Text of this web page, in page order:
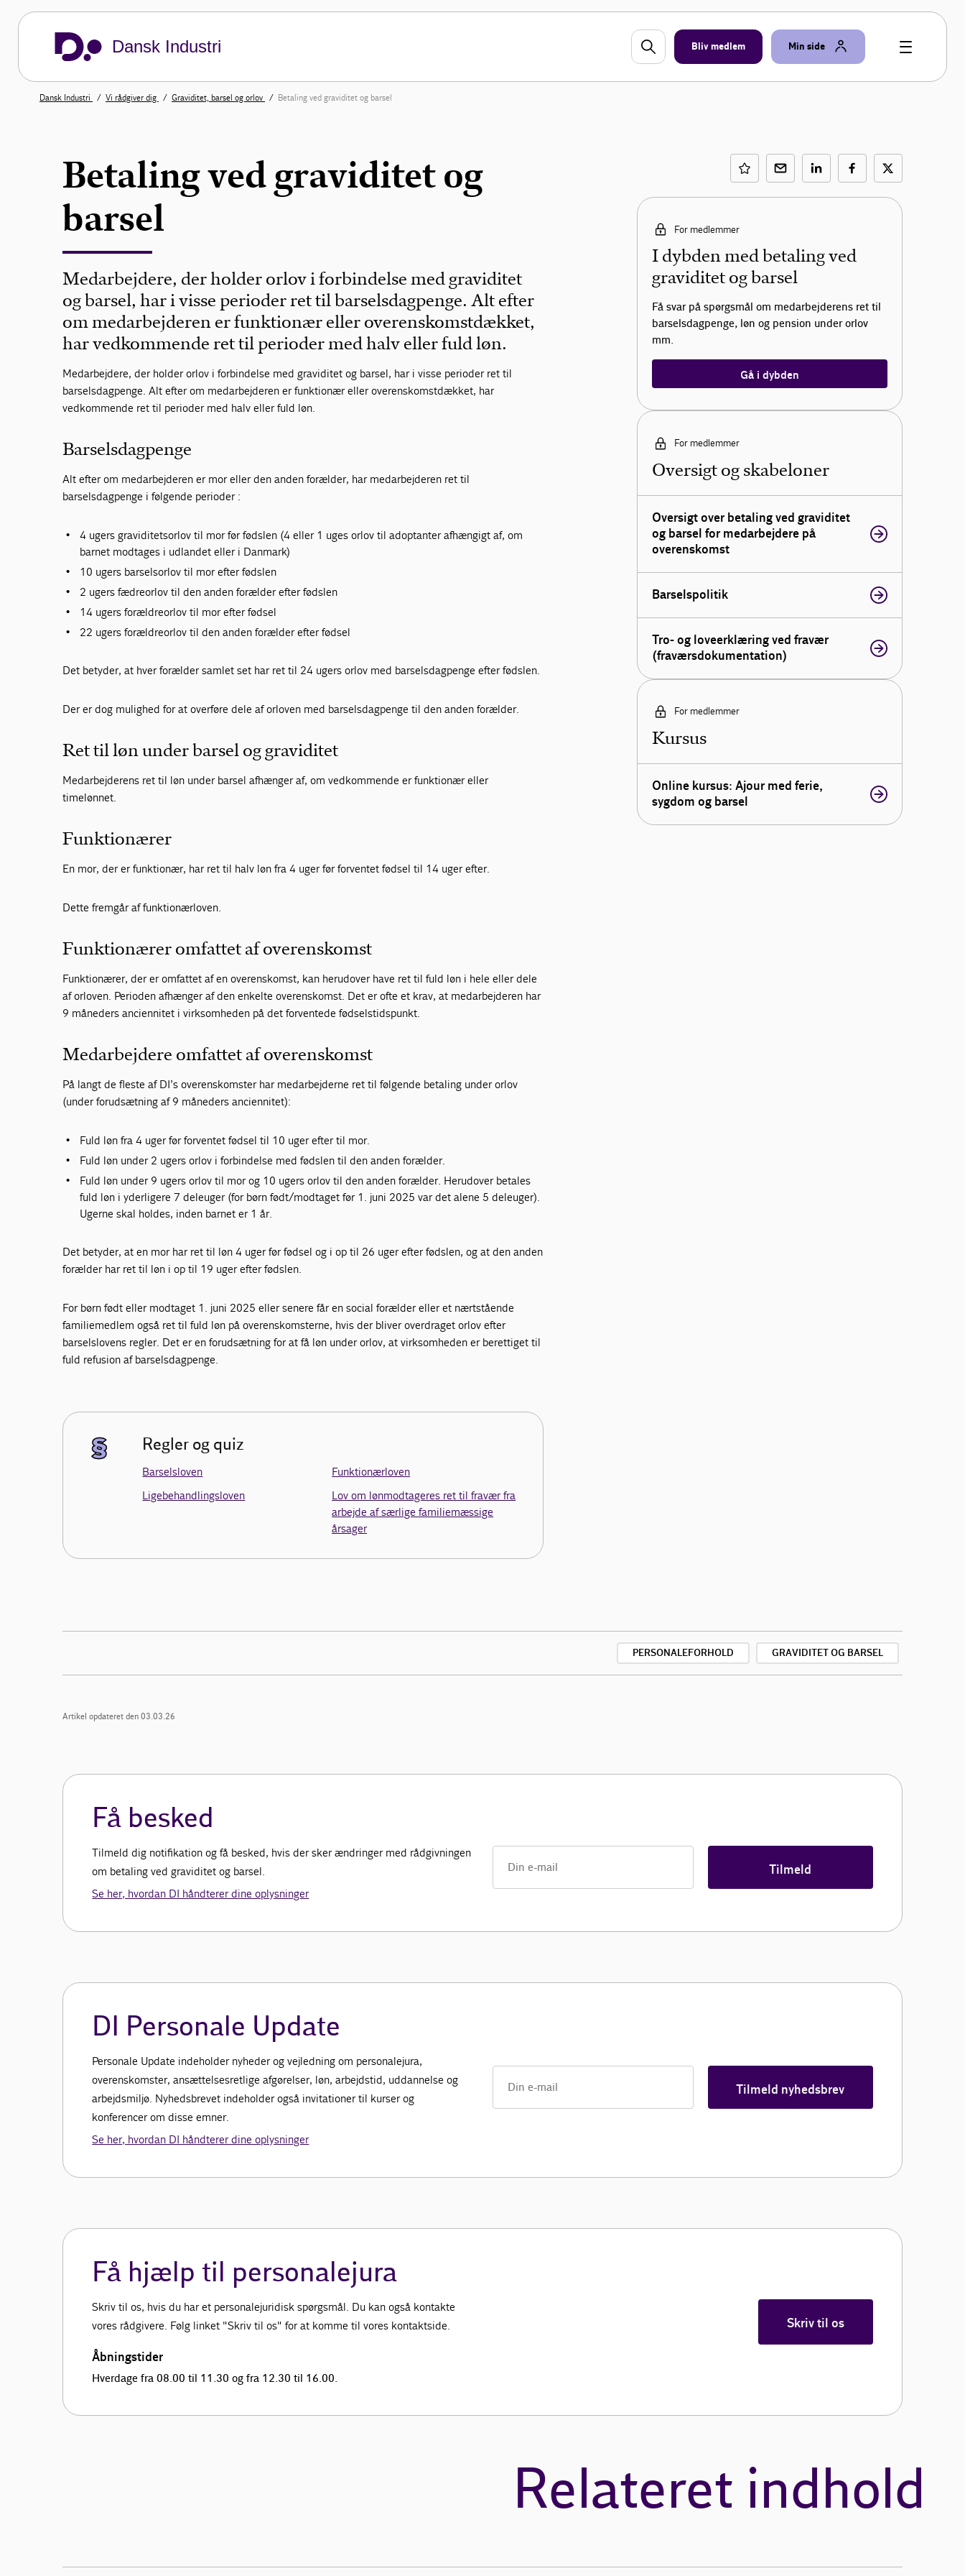
Dansk Industri Bliv medlem Min side
Dansk Industri Vi rådgiver dig Graviditet, barsel og orlov Betaling ved graviditet og barsel
Betaling ved graviditet og
barsel
Medarbejdere, der holder orlov i forbindelse med graviditet
og barsel, har i visse perioder ret til barselsdagpenge. Alt efter
om medarbejderen er funktionær eller overenskomstdækket,
har vedkommende ret til perioder med halv eller fuld løn.
Medarbejdere, der holder orlov i forbindelse med graviditet og barsel, har i visse perioder ret til
barselsdagpenge. Alt efter om medarbejderen er funktionær eller overenskomstdækket, har
vedkommende ret til perioder med halv eller fuld løn.
Barselsdagpenge
Alt efter om medarbejderen er mor eller den anden forælder, har medarbejderen ret til
barselsdagpenge i følgende perioder :
4 ugers graviditetsorlov til mor før fødslen (4 eller 1 uges orlov til adoptanter afhængigt af, om
barnet modtages i udlandet eller i Danmark)
10 ugers barselsorlov til mor efter fødslen
2 ugers fædreorlov til den anden forælder efter fødslen
14 ugers forældreorlov til mor efter fødsel
22 ugers forældreorlov til den anden forælder efter fødsel
Det betyder, at hver forælder samlet set har ret til 24 ugers orlov med barselsdagpenge efter fødslen.
Der er dog mulighed for at overføre dele af orloven med barselsdagpenge til den anden forælder.
Ret til løn under barsel og graviditet
Medarbejderens ret til løn under barsel afhænger af, om vedkommende er funktionær eller
timelønnet.
Funktionærer
En mor, der er funktionær, har ret til halv løn fra 4 uger før forventet fødsel til 14 uger efter.
Dette fremgår af funktionærloven.
Funktionærer omfattet af overenskomst
Funktionærer, der er omfattet af en overenskomst, kan herudover have ret til fuld løn i hele eller dele
af orloven. Perioden afhænger af den enkelte overenskomst. Det er ofte et krav, at medarbejderen har
9 måneders anciennitet i virksomheden på det forventede fødselstidspunkt.
Medarbejdere omfattet af overenskomst
På langt de fleste af DI’s overenskomster har medarbejderne ret til følgende betaling under orlov
(under forudsætning af 9 måneders anciennitet):
Fuld løn fra 4 uger før forventet fødsel til 10 uger efter til mor.
Fuld løn under 2 ugers orlov i forbindelse med fødslen til den anden forælder.
Fuld løn under 9 ugers orlov til mor og 10 ugers orlov til den anden forælder. Herudover betales
fuld løn i yderligere 7 deleuger (for børn født/modtaget før 1. juni 2025 var det alene 5 deleuger).
Ugerne skal holdes, inden barnet er 1 år.
Det betyder, at en mor har ret til løn 4 uger før fødsel og i op til 26 uger efter fødslen, og at den anden
forælder har ret til løn i op til 19 uger efter fødslen.
For børn født eller modtaget 1. juni 2025 eller senere får en social forælder eller et nærtstående
familiemedlem også ret til fuld løn på overenskomsterne, hvis der bliver overdraget orlov efter
barselslovens regler. Det er en forudsætning for at få løn under orlov, at virksomheden er berettiget til
fuld refusion af barselsdagpenge.
Regler og quiz
Barselsloven
Funktionærloven
Ligebehandlingsloven
Lov om lønmodtageres ret til fravær fra
arbejde af særlige familiemæssige
årsager
For medlemmer
I dybden med betaling ved
graviditet og barsel
Få svar på spørgsmål om medarbejderens ret til
barselsdagpenge, løn og pension under orlov
mm.
Gå i dybden
For medlemmer
Oversigt og skabeloner
Oversigt over betaling ved graviditet
og barsel for medarbejdere på
overenskomst
Barselspolitik
Tro- og loveerklæring ved fravær
(fraværsdokumentation)
For medlemmer
Kursus
Online kursus: Ajour med ferie,
sygdom og barsel
PERSONALEFORHOLD GRAVIDITET OG BARSEL
Artikel opdateret den 03.03.26
Få besked
Tilmeld dig notifikation og få besked, hvis der sker ændringer med rådgivningen
om betaling ved graviditet og barsel.
Se her, hvordan DI håndterer dine oplysninger
Tilmeld
DI Personale Update
Personale Update indeholder nyheder og vejledning om personalejura,
overenskomster, ansættelsesretlige afgørelser, løn, arbejdstid, uddannelse og
arbejdsmiljø. Nyhedsbrevet indeholder også invitationer til kurser og
konferencer om disse emner.
Se her, hvordan DI håndterer dine oplysninger
Tilmeld nyhedsbrev
Få hjælp til personalejura
Skriv til os, hvis du har et personalejuridisk spørgsmål. Du kan også kontakte
vores rådgivere. Følg linket "Skriv til os" for at komme til vores kontaktside.
Åbningstider
Hverdage fra 08.00 til 11.30 og fra 12.30 til 16.00.
Skriv til os
Relateret indhold